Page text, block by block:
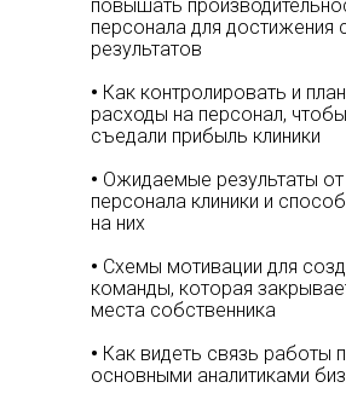
повышать
персонала для достижения
результатов
• Как контролировать и
расходы на персонал,
съедали прибыль клиники
• Ожидаемые результаты
персонала клиники и
на них
• Схемы мотивации для
команды, которая
места собственника
• Как видеть связь работы
основными аналитиками